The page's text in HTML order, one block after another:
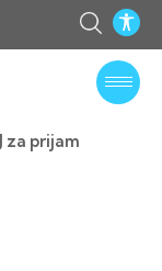
za prijam